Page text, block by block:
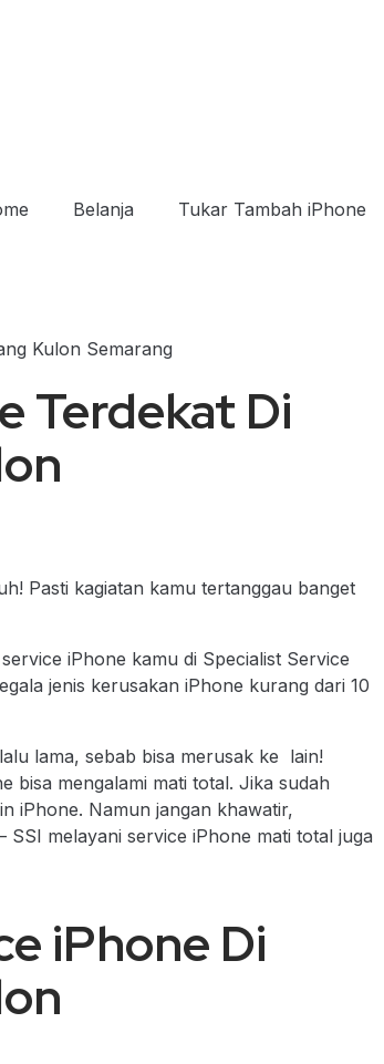
Belanja Tukar Tambah iPhone
Terdekat Di
Pasti kagiatan kamu tertanggau banget
iPhone kamu di Specialist Service
jenis kerusakan iPhone kurang dari 10
lama, sebab bisa merusak ke lain!
bisa mengalami mati total. Jika sudah
iPhone. Namun jangan khawatir,
SSI melayani service iPhone mati total juga
iPhone Di